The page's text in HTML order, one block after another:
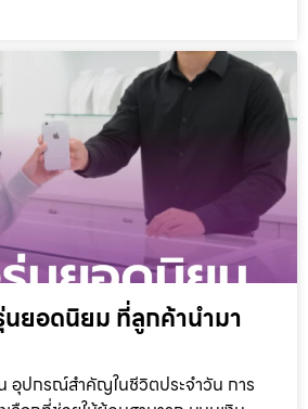
ยอดนิยม ที่ลูกค้านำมา
อุปกรณ์สำคัญในชีวิตประจำวัน การ